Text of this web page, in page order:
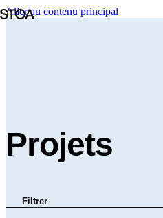
Aller au contenu principal
Projets
Filtrer